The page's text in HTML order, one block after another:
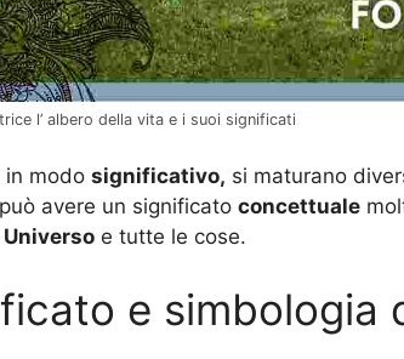
l’ albero della vita e i suoi significati
in modo significativo, si maturano
avere un significato concettuale
Universo e tutte le cose.
e simbologia